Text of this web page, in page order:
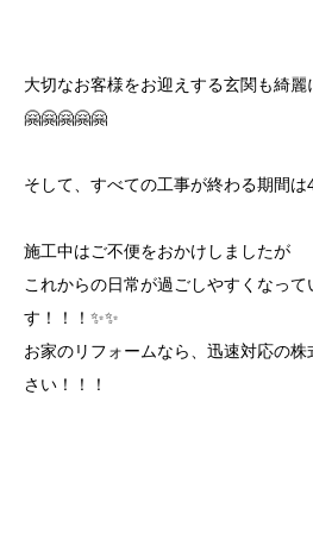
大切なお客様をお迎えする玄関も綺
🤗🤗🤗🤗🤗
そして、すべての工事が終わる期間は
施工中はご不便をおかけしましたが
これからの日常が過ごしやすくなっ
す！！！✨✨
お家のリフォームなら、迅速対応の
さい！！！